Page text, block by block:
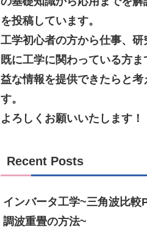
を投稿しています。
工学初心者の方から仕事、研
既に工学に関わっている方
益な情報を提供できたらと考
す。
よろしくお願いいたします！
Recent Posts
インバータ工学~三角波比較
調波重畳の方法~